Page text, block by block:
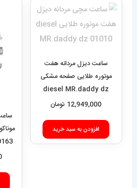
ساعت دیزل مردانه هفت
موتوره طلایی صفحه مشکی
01010
12,949,000تومان
افزودن به سبد خرید